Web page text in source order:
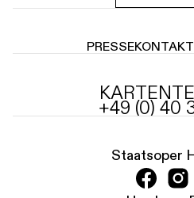
PRESSEKONTAKT
+49 (0) 40
Staatsoper